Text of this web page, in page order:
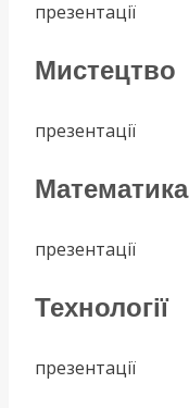
презентації
Мистецтво
презентації
Математика
презентації
Технології
презентації